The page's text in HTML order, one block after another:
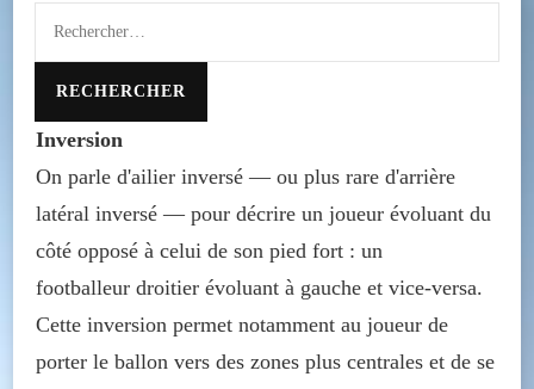
Inversion
On parle d'ailier inversé — ou plus rare d'arrière
latéral inversé — pour décrire un joueur évoluant du
côté opposé à celui de son pied fort : un
footballeur droitier évoluant à gauche et vice-versa.
Cette inversion permet notamment au joueur de
porter le ballon vers des zones plus centrales et de se